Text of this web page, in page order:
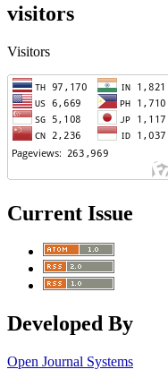
visitors
Visitors
Current Issue
Developed By
Open Journal Systems